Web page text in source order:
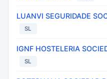
LUANVI SEGURIDADE
SL
IGNF HOSTELERIA
SL